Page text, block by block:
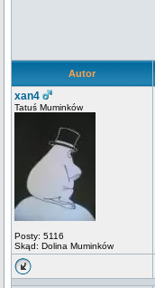
Autor
xan4
Tatuś Muminków
Posty: 5116
Skąd: Dolina Muminków